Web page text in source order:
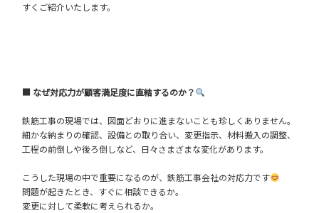
すくご紹介いたします。
■ なぜ対応力が顧客満足度に直結するのか？
鉄筋工事の現場では、図面どおりに進まないことも珍しくありません。
細かな納まりの確認、設備との取り合い、変更指示、材料搬入の調整、
工程の前倒しや後ろ倒しなど、日々さまざまな変化があります。
こうした現場の中で重要になるのが、鉄筋工事会社の対応力です
問題が起きたとき、すぐに相談できるか。
変更に対して柔軟に考えられるか。